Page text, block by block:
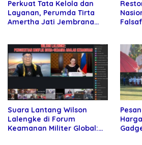
Perkuat Tata Kelola dan
Layanan, Perumda Tirta
Amertha Jati Jembrana
Suara Lantang Wilson
Lalengke di Forum
Keamanan Militer Global: